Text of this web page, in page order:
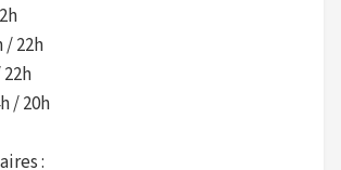
/ 22h
/ 20h
: